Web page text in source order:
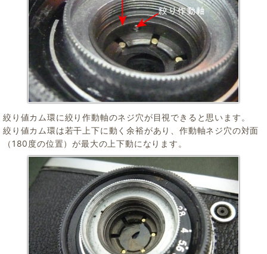
絞り値カム環に絞り作動軸のネジ穴が目視できると思います。
絞り値カム環は若干上下に動く余裕があり、作動軸ネジ穴の対面
（180度の位置）が最大の上下動になります。